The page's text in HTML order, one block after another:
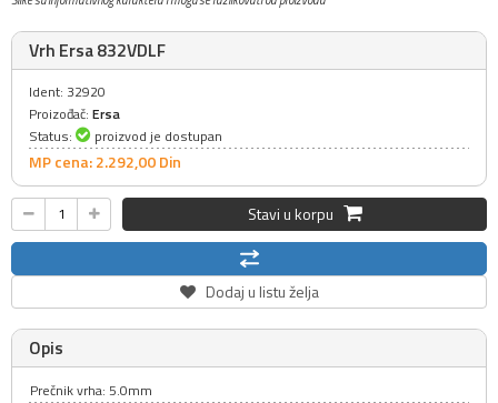
Vrh Ersa 832VDLF
Ident: 32920
Proizođač: Ersa
Status:
proizvod je dostupan
MP cena: 2.292,00Din
Stavi u korpu
Dodaj u listu želja
Opis
Prečnik vrha: 5.0mm